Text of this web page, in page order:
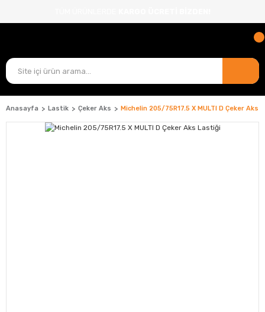
Anasayfa Lastik Çeker Aks Michelin 205/75R17.5 X MULTI D Çeker Aks